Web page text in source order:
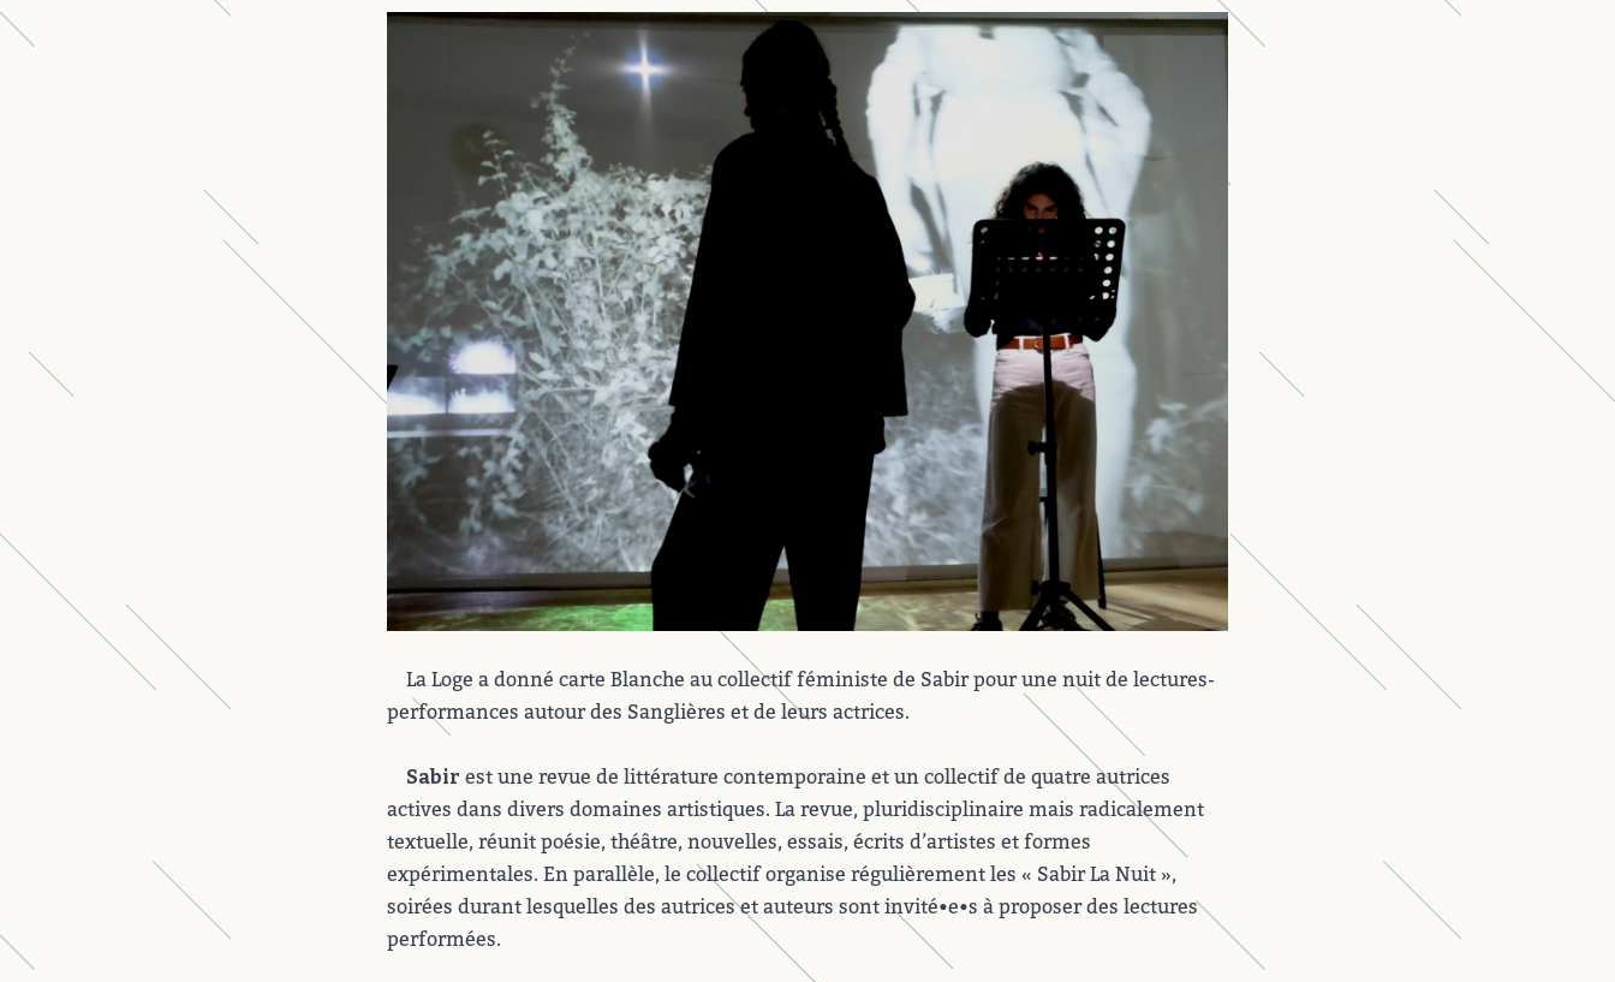
La Loge a donné carte Blanche au collectif féministe de Sabir pour une nuit de lectures-
performances autour des Sanglières et de leurs actrices.
Sabir est une revue de littérature contemporaine et un collectif de quatre autrices
actives dans divers domaines artistiques. La revue, pluridisciplinaire mais radicalement
textuelle, réunit poésie, théâtre, nouvelles, essais, écrits d’artistes et formes
expérimentales. En parallèle, le collectif organise régulièrement les « Sabir La Nuit »,
soirées durant lesquelles des autrices et auteurs sont invité•e•s à proposer des lectures
performées.